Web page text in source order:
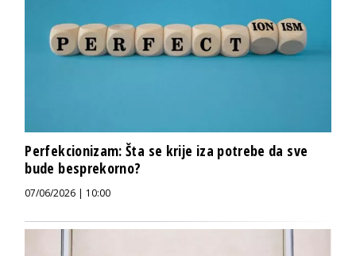
Perfekcionizam: Šta se krije iza potrebe da sve
bude besprekorno?
07/06/2026 | 10:00